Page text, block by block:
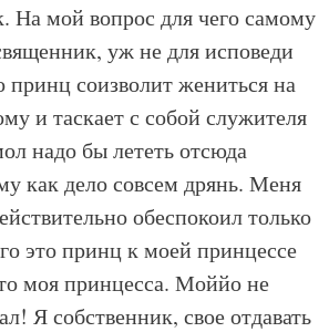
На мой вопрос для чего самому
уж не для исповеди
принц соизволит жениться на
и таскает с собой служителя
надо бы лететь отсюда
как дело совсем дрянь. Меня
обеспокоил только
это принц к моей принцессе
моя принцесса. Моййо не
Я собственник, свое отдавать